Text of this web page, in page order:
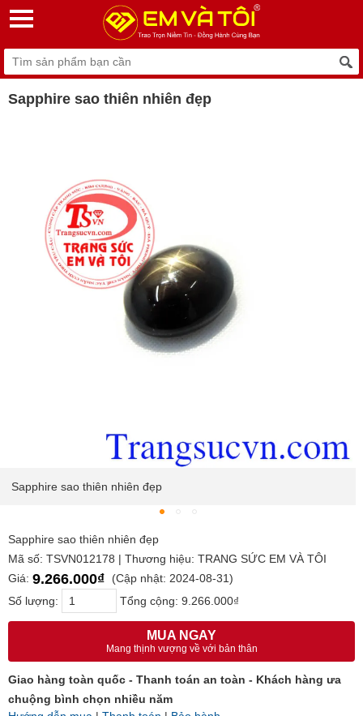
Sapphire sao thiên nhiên đẹp
Sapphire sao thiên nhiên đẹp
Sapphire sao thiên nhiên đẹp
Mã số: TSVN012178 | Thương hiệu: TRANG SỨC EM VÀ TÔI
Giá: 9.266.000₫
(Cập nhật: 2024-08-31)
Số lượng:
Tổng cộng: 9.266.000₫
MUA NGAY
Mang thịnh vượng về với bản thân
Giao hàng toàn quốc - Thanh toán an toàn - Khách hàng ưa
chuộng bình chọn nhiều năm